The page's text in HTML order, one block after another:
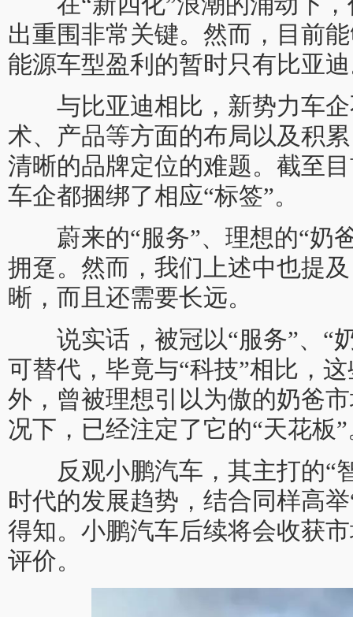
出重围非常关键。然而，目前
能源车型盈利的暂时只有比亚
与比亚迪相比，新势力车企
术、产品等方面的布局以及积
清晰的品牌定位的难题。截至
车企都捆绑了相应“标签”。
蔚来的“服务”、理想的“奶
拥趸。然而，我们上述中也提
晰，而且还需要长远。
说实话，被冠以“服务”、“
可替代，毕竟与“科技”相比，
外，曾被理想引以为傲的奶爸
况下，已经注定了它的“天花板
反观小鹏汽车，其主打的“
时代的发展趋势，结合同样高
得知。小鹏汽车后续将会收获
评价。